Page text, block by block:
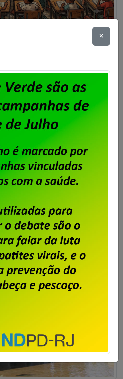
turmas: impacto
ensino é tema de
dos Deputados
02/07/2026.
dos Trabalhadores em
nesta terça-feira (30),
na Câmara dos
o impacto do tamanho das
básica. O tema é
2026, que estabelece
por classe em cada
×